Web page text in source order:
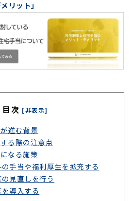
リット」
目次 [非表示]
進む背景
る際の注意点
なる施策
手当や福利厚生を拡充する
見直しを行う
導入する